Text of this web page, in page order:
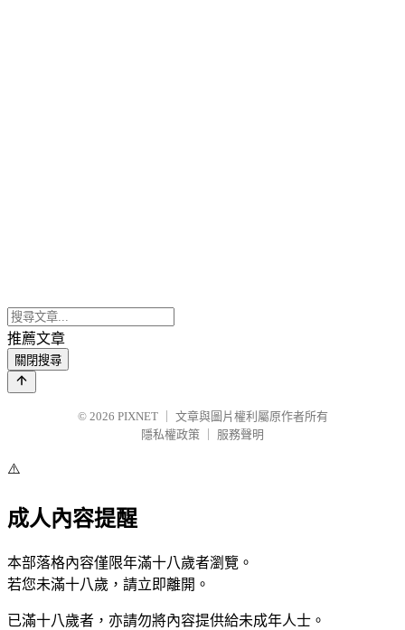
推薦文章
關閉搜尋
© 2026 PIXNET
文章與圖片權利屬原作者所有
隱私權政策
服務聲明
⚠️
成人內容提醒
本部落格內容僅限年滿十八歲者瀏覽。
若您未滿十八歲，請立即離開。
已滿十八歲者，亦請勿將內容提供給未成年人士。